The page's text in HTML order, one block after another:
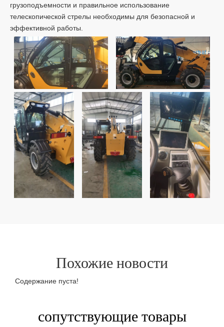
грузоподъемности и правильное использование
телескопической стрелы необходимы для безопасной и
эффективной работы.
Похожие новости
Содержание пуста!
сопутствующие товары